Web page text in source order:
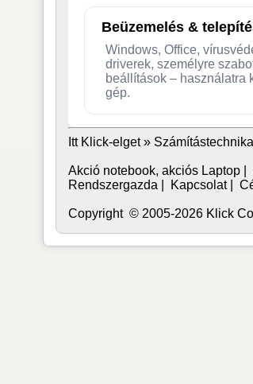
Beüzemelés &
Windows, Office,
driverek, személyre
beállítások – használatra
gép.
Itt Klick-elget »
Akció notebook, akciós Laptop|
Rendszergazda
Kapcsolat|
Copyright © 2005-2026 Klick